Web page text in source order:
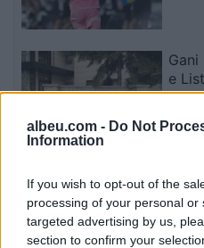
albeu.com - Do Not
Information
If you wish to opt-out of the
processing of your personal
targeted advertising by us,
section to confirm your
e
për
e